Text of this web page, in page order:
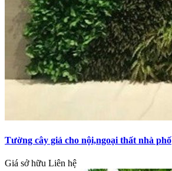
Tường cây giả cho nội,ngoại thất nhà phố
Giá sở hữu Liên hệ